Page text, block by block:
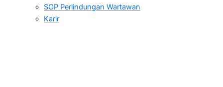
SOP Perlindungan Wartawan
Karir